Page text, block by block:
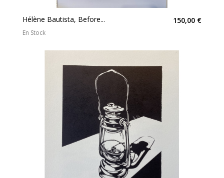
Hélène Bautista, Before... 150,00 €
En Stock